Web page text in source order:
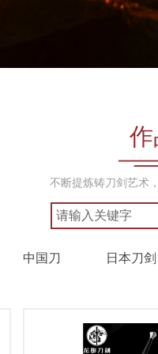
不断提炼铸刀剑艺术
中国刀 日本刀剑